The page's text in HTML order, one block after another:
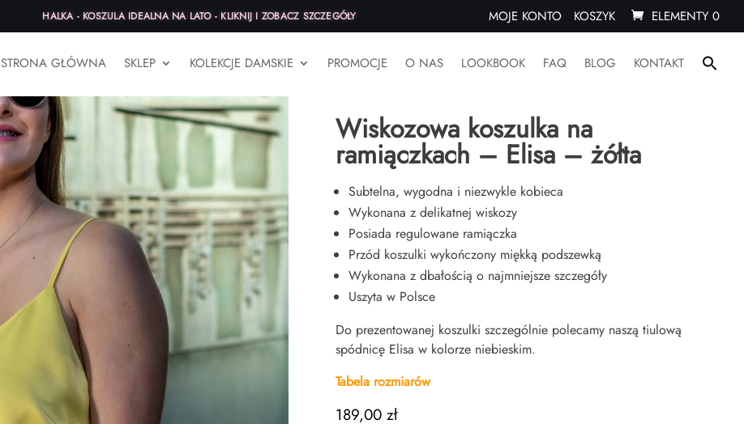
HALKA - KOSZULA IDEALNA NA LATO - KLIKNIJ I ZOBACZ SZCZEGÓŁY MOJE KONTO KOSZYK ELEMENTY 0
STRONA GŁÓWNA SKLEP KOLEKCJE DAMSKIE PROMOCJE O NAS LOOKBOOK FAQ BLOG KONTAKT
Strona główna
Wiskozowa koszulka na
ramiączkach – Elisa – żółta
Subtelna, wygodna i niezwykle kobieca
Wykonana z delikatnej wiskozy
Posiada regulowane ramiączka
Przód koszulki wykończony miękką podszewką
Wykonana z dbałością o najmniejsze szczegóły
Uszyta w Polsce
Do prezentowanej koszulki szczególnie polecamy naszą tiulową
spódnicę Elisa w kolorze niebieskim.
Tabela rozmiarów
189,00 zł